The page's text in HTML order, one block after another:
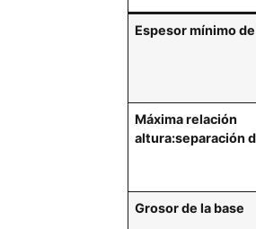
Espesor mínimo
Máxima relación
altura:separación
Grosor de la base